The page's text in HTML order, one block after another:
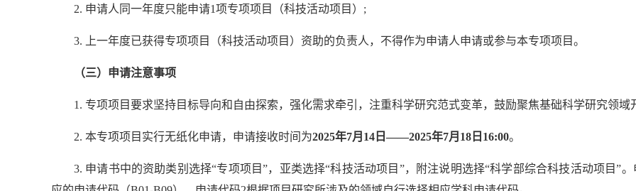
2. 申请人同一年度只能申请1项专项项目（科技活动项目）;
3. 上一年度已获得专项项目（科技活动项目）资助的负责人，不得作为申请人申请或参与本专项项目。
（三）申请注意事项
1. 专项项目要求坚持目标导向和自由探索，强化需求牵引，注重科学研究范式变革，鼓励聚焦基础科学研究领域
2. 本专项项目实行无纸化申请，申请接收时间为2025年7月14日——2025年7月18日16:00。
3. 申请书中的资助类别选择“专项项目”，亚类选择“科技活动项目”，附注说明选择“科学部综合科技活动项目”